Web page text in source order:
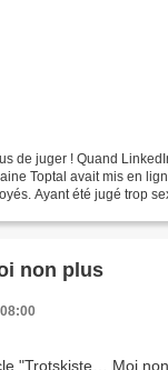
de juger ! Quand
Toptal avait mis en
Ayant été jugé trop
non plus